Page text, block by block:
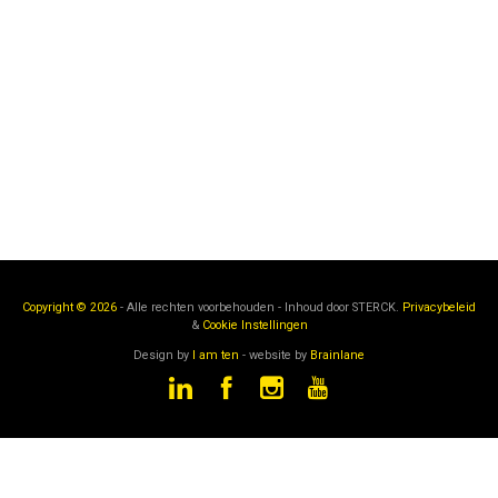
Copyright © 2026 - Alle rechten voorbehouden - Inhoud door STERCK. Privacybeleid
& Cookie Instellingen
Design by I am ten - website by Brainlane